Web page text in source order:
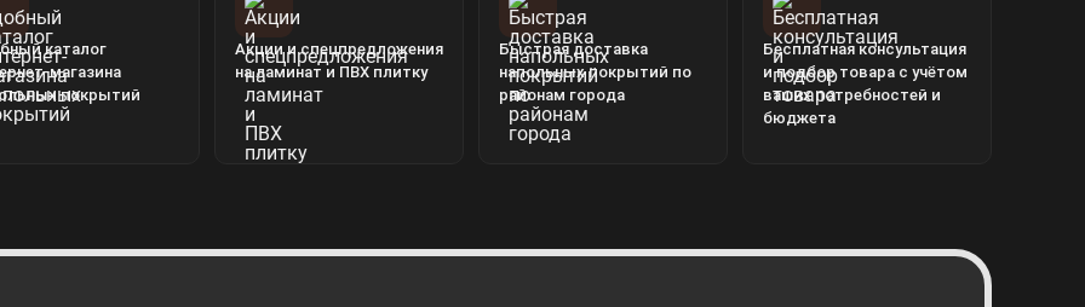
каталог
магазина
покрытий
Акции и спецпредложения
на ламинат и ПВХ плитку
Быстрая доставка
напольных покрытий по
районам города
Бесплатная консультация
и подбор товара с учётом
ваших потребностей и
бюджета